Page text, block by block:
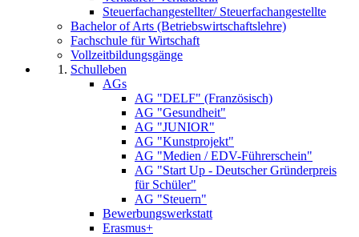
Steuerfachangestellter/ Steuerfachangestellte
Bachelor of Arts (Betriebswirtschaftslehre)
Fachschule für Wirtschaft
Vollzeitbildungsgänge
Schulleben
AGs
AG "DELF" (Französisch)
AG "Gesundheit"
AG "JUNIOR"
AG "Kunstprojekt"
AG "Medien / EDV-Führerschein"
AG "Start Up - Deutscher Gründerpreis
für Schüler"
AG "Steuern"
Bewerbungswerkstatt
Erasmus+